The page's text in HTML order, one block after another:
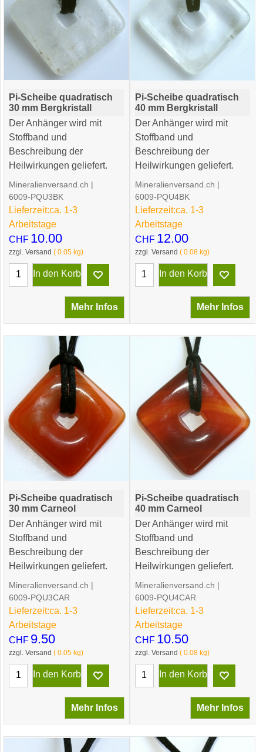
Pi-Scheibe quadratisch
30 mm Bergkristall
Der Anhänger wird mit
Stoffband und
Beschreibung der
Heilwirkungen geliefert.
CHF 10.00
zzgl. Versand 0.05 kg
Mineralienversand.ch
6009-PQU3BK
Lieferzeit:ca. 1-3
Arbeitstage
In den Korb
Mehr Infos
Pi-Scheibe quadratisch
40 mm Bergkristall
Der Anhänger wird mit
Stoffband und
Beschreibung der
Heilwirkungen geliefert.
CHF 12.00
zzgl. Versand 0.08kg
Mineralienversand.ch
6009-PQU4BK
Lieferzeit:ca. 1-3
Arbeitstage
In den Korb
Mehr Infos
Pi-Scheibe quadratisch
30 mm Carneol
Der Anhänger wird mit
Stoffband und
Beschreibung der
Heilwirkungen geliefert.
CHF 9.50
zzgl. Versand 0.05 kg
Mineralienversand.ch
6009-PQU3CAR
Lieferzeit:ca. 1-3
Arbeitstage
In den Korb
Mehr Infos
Pi-Scheibe quadratisch
40 mm Carneol
Der Anhänger wird mit
Stoffband und
Beschreibung der
Heilwirkungen geliefert.
CHF 10.50
zzgl. Versand 0.08kg
Mineralienversand.ch
6009-PQU4CAR
Lieferzeit:ca. 1-3
Arbeitstage
In den Korb
Mehr Infos